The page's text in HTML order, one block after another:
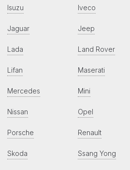
Isuzu Iveco
Jaguar Jeep
Lada Land Rover
Lifan Maserati
Mercedes Mini
Nissan Opel
Porsche Renault
Skoda Ssang Yong